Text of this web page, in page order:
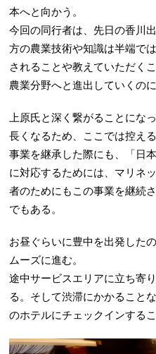
本へと向かう。
今回の同行者は、先日の香川
方の農業技術や知識は半端で
されることや教えていただく
農業分野へと進出していくの
上原氏と深く繋がることにな
長くなるため、ここでは控え
事業を継承した際にも、「日
に対応するためには、マリネ
者のためにもこの事業を継続
でもある。
お昼ぐらいに豊中を出発した
ムーズに進む。
途中サービスエリアに立ち寄
る。そして渋滞にかかること
のホテルにチェックインする